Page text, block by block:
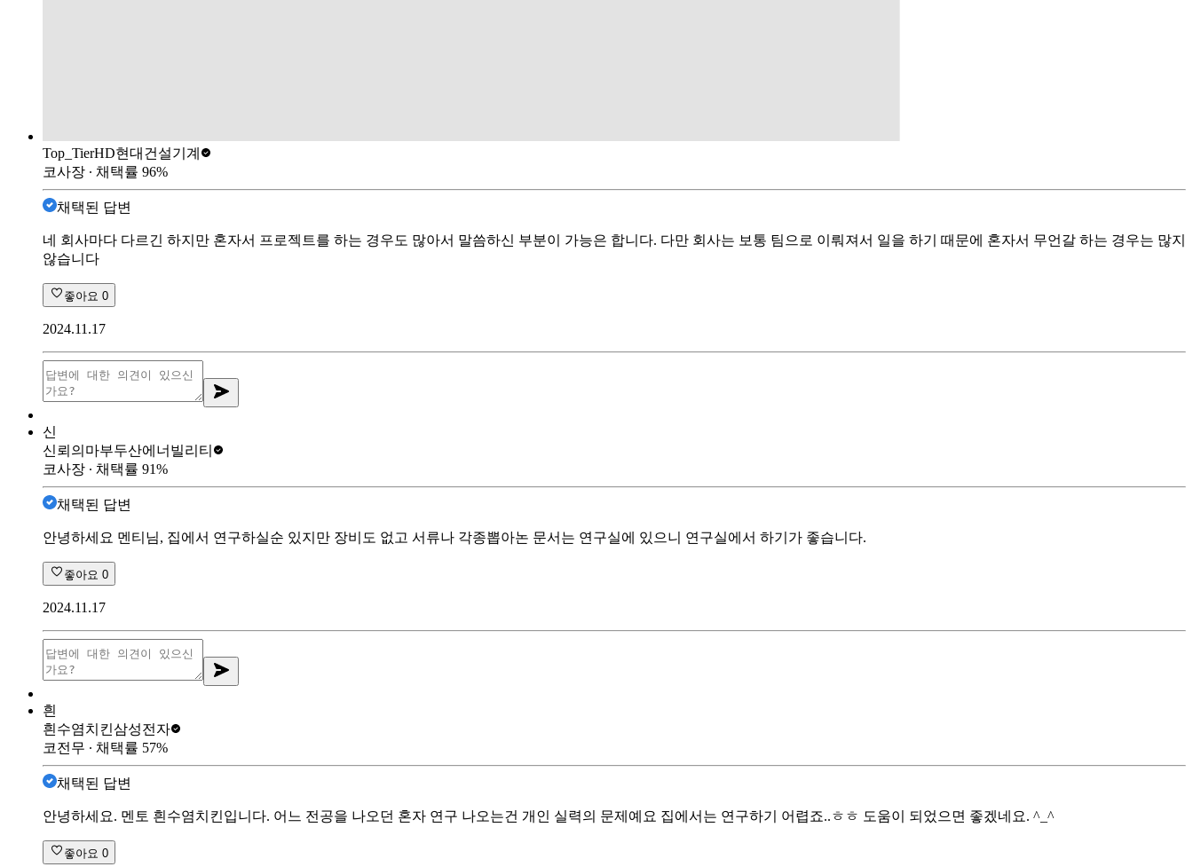
Top_TierHD현대건설기계
코사장 ∙ 채택률 96%
채택된 답변
네 회사마다 다르긴 하지만 혼자서 프로젝트를 하는 경우도 많아서 말씀하신 부분이 가능은 합니다. 다만 회사는 보통 팀으로 이뤄져서 일을 하기 때문에 혼자서 무언갈 하는 경우는 많지
않습니다
좋아요 0
2024.11.17
신
신뢰의마부두산에너빌리티
코사장 ∙ 채택률 91%
채택된 답변
안녕하세요 멘티님, 집에서 연구하실순 있지만 장비도 없고 서류나 각종뽑아논 문서는 연구실에 있으니 연구실에서 하기가 좋습니다.
좋아요 0
2024.11.17
흰
흰수염치킨삼성전자
코전무 ∙ 채택률 57%
채택된 답변
안녕하세요. 멘토 흰수염치킨입니다. 어느 전공을 나오던 혼자 연구 나오는건 개인 실력의 문제예요 집에서는 연구하기 어렵죠..ㅎㅎ 도움이 되었으면 좋겠네요. ^_^
좋아요 0